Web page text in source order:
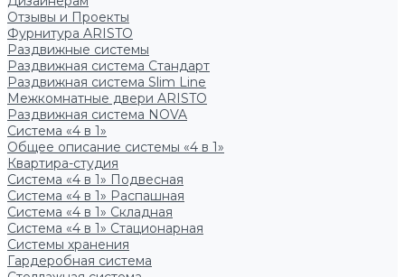
Отзывы и Проекты
Фурнитура ARISTO
Раздвижные системы
Раздвижная система Стандарт
Раздвижная система Slim Line
Межкомнатные двери ARISTO
Раздвижная система NOVA
Система «4 в 1»
Общее описание системы «4 в 1»
Квартира-студия
Система «4 в 1» Подвесная
Система «4 в 1» Распашная
Система «4 в 1» Складная
Система «4 в 1» Стационарная
Системы хранения
Гардеробная система